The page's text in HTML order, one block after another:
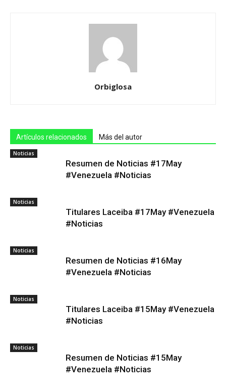
Orbiglosa
Artículos relacionados Más del autor
Noticias
Resumen de Noticias #17May
#Venezuela #Noticias
Noticias
Titulares Laceiba #17May #Venezuela
#Noticias
Noticias
Resumen de Noticias #16May
#Venezuela #Noticias
Noticias
Titulares Laceiba #15May #Venezuela
#Noticias
Noticias
Resumen de Noticias #15May
#Venezuela #Noticias